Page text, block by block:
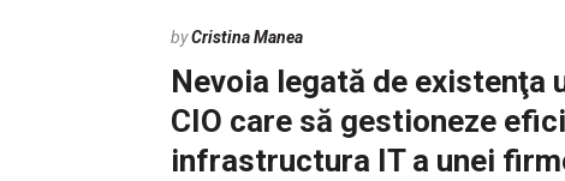
byCristina Manea
Nevoia legată de existenţa
CIO care să gestioneze
infrastructura IT a unei